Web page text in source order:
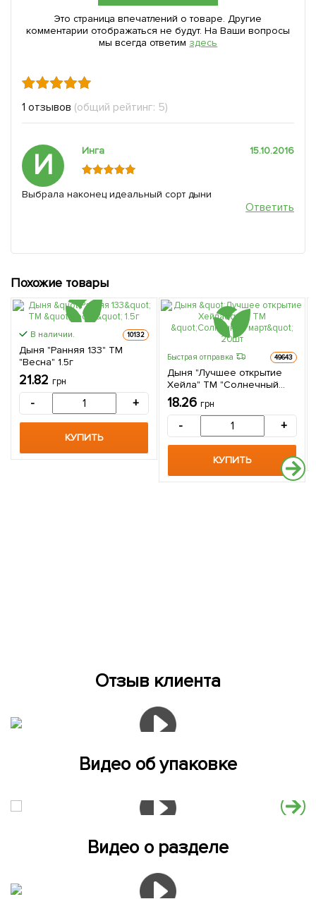
Это страница впечатлений о товаре. Другие
комментарии отображаться не будут. На Ваши вопросы
мы всегда ответим здесь
1 отзывов (общий рейтинг: 5)
И Инга 15.10.2016
Выбрала наконец идеальный сорт дыни
Ответить
Похожие товары
В наличии. 10132
Дыня "Ранняя 133" ТМ
"Весна" 1.5г
21.82 грн
- +
КУПИТЬ
Быстрая отправка 49643
Дыня "Лучшее открытие
Хейла" ТМ "Солнечный
март" 20шт
18.26 грн
- +
КУПИТЬ
Отзыв клиента
Видео об упаковке
Видео о разделе